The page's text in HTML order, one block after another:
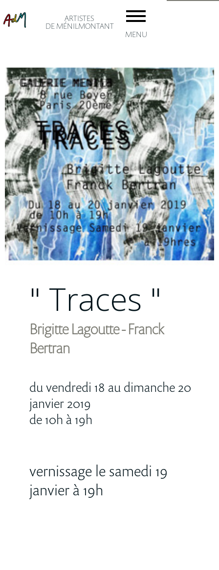
ARTISTES
DE MÉNILMONTANT
MENU
accueil
Les ADM
Adhésion
Les
artistes
ménil8
Modèles
vivants
" Traces "
Brigitte Lagoutte - Franck
Bertran
du vendredi 18 au dimanche 20
janvier 2019
de 10h à 19h
vernissage le samedi 19
janvier à 19h